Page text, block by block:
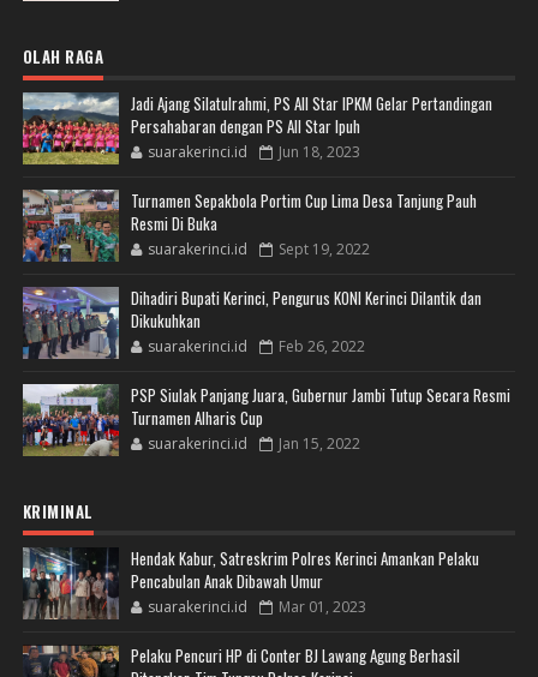
OLAH RAGA
Jadi Ajang Silatulrahmi, PS All Star IPKM Gelar Pertandingan
Persahabaran dengan PS All Star Ipuh
suarakerinci.id Jun 18, 2023
Turnamen Sepakbola Portim Cup Lima Desa Tanjung Pauh
Resmi Di Buka
suarakerinci.id Sept 19, 2022
Dihadiri Bupati Kerinci, Pengurus KONI Kerinci Dilantik dan
Dikukuhkan
suarakerinci.id Feb 26, 2022
PSP Siulak Panjang Juara, Gubernur Jambi Tutup Secara Resmi
Turnamen Alharis Cup
suarakerinci.id Jan 15, 2022
KRIMINAL
Hendak Kabur, Satreskrim Polres Kerinci Amankan Pelaku
Pencabulan Anak Dibawah Umur
suarakerinci.id Mar 01, 2023
Pelaku Pencuri HP di Conter BJ Lawang Agung Berhasil